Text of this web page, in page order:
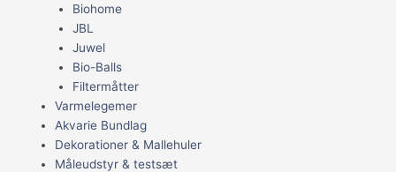
Biohome
JBL
Juwel
Bio-Balls
Filtermåtter
Varmelegemer
Akvarie Bundlag
Dekorationer & Mallehuler
Måleudstyr & testsæt